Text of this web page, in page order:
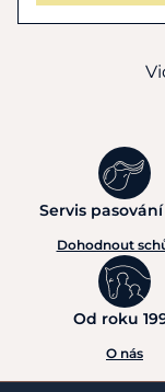
Servis
Dohodnout
Od roku
O nás